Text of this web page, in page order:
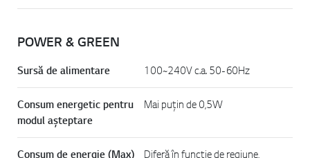
POWER & GREEN
Sursă de alimentare 100~240V c.a. 50-60Hz
Consum energetic pentru
modul așteptare
Mai puțin de 0,5W
Consum de energie (Max)
Diferă în funcție de regiune,